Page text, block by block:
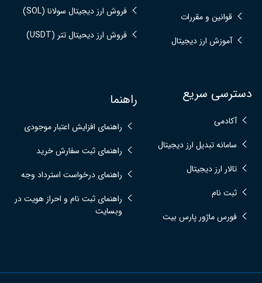
قوانین و مقررات
آموزش ارز دیجیتال
فروش ارز دیجیتال سولانا (SOL)
فروش ارز دیحیتال تتر (USDT)
دسترسی سریع
آکادمی
سامانه تبدیل ارز دیجیتال
تالار ارز دیجیتال
ثبت نام
فورس ماژور پارس بیت
راهنما
راهنمای افزایش اعتبار موجودی
راهنمای ثبت سفارش خرید
راهنمای درخواست استرداد وجه
راهنمای ثبت نام و احراز هویت در
وبسایت